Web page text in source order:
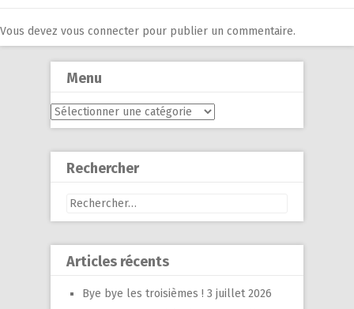
Vous devez vous connecter pour publier un commentaire.
Menu
Menu
Rechercher
Rechercher :
Articles récents
Bye bye les troisièmes ! 3 juillet 2026